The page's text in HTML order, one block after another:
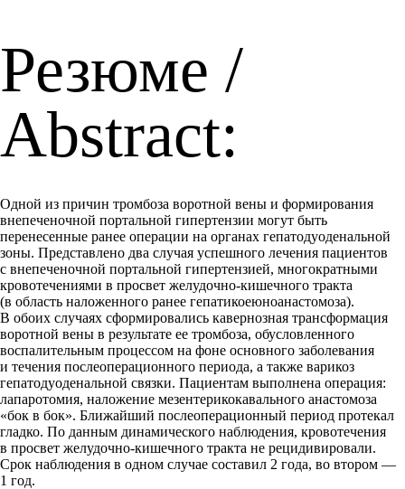
Резюме /
Abstract:
Одной из причин тромбоза воротной вены и формирования
внепеченочной портальной гипертензии могут быть
перенесенные ранее операции на органах гепатодуоденальной
зоны. Представлено два случая успешного лечения пациентов
с внепеченочной портальной гипертензией, многократными
кровотечениями в просвет желудочно-кишечного тракта
(в область наложенного ранее гепатикоеюноанастомоза).
В обоих случаях сформировались кавернозная трансформация
воротной вены в результате ее тромбоза, обусловленного
воспалительным процессом на фоне основного заболевания
и течения послеоперационного периода, а также варикоз
гепатодуоденальной связки. Пациентам выполнена операция:
лапаротомия, наложение мезентерикокавального анастомоза
«бок в бок». Ближайший послеоперационный период протекал
гладко. По данным динамического наблюдения, кровотечения
в просвет желудочно-кишечного тракта не рецидивировали.
Срок наблюдения в одном случае составил 2 года, во втором —
1 год.